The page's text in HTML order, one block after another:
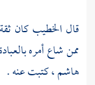
قال الخطيبكان
ممن شاع أمره
هاشم، كتبت عنه .